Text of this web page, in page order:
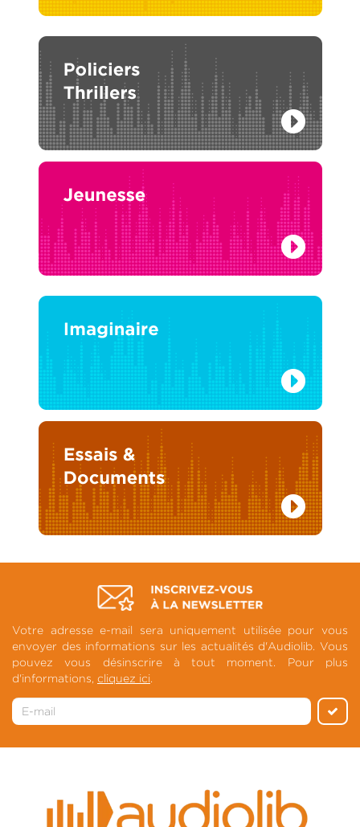
Votre adresse e-mail sera uniquement utilisée pour vous
envoyer des informations sur les actualités d'Audiolib. Vous
pouvez vous désinscrire à tout moment. Pour plus
d'informations, cliquez ici.